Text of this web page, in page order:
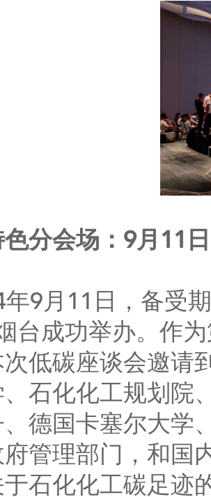
色分会场：9月11
年9月11日，备受
台成功举办。作
低碳座谈会邀请
石化化工规划院
、德国卡塞尔大学
府管理部门，和
石化化工碳足迹